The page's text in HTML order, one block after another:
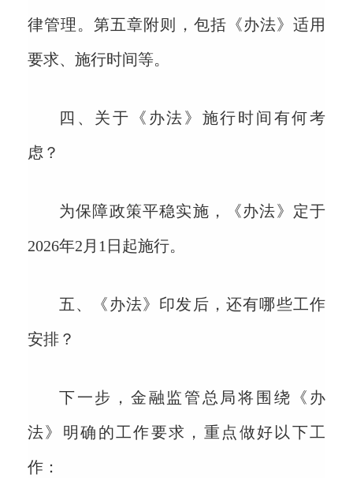
律管理。第五章附则，包括《办法》适用
要求、施行时间等。
四、关于《办法》施行时间有何考
虑？
为保障政策平稳实施，《办法》定于
2026年2月1日起施行。
五、《办法》印发后，还有哪些工作
安排？
下一步，金融监管总局将围绕《办
法》明确的工作要求，重点做好以下工
作：